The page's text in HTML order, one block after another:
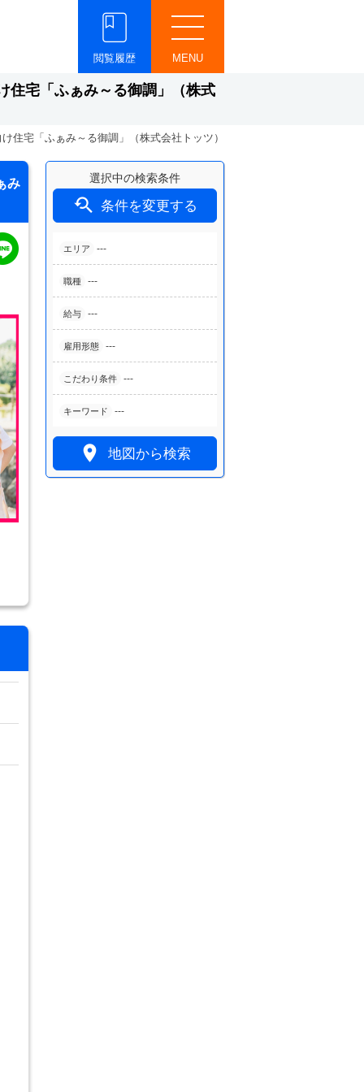
MENU
閲覧履歴
住宅「ふぁみ～る御調」（株式
住宅「ふぁみ～る御調」（株式会社トッツ）
選択中の検索条件
 条件を変更する
エリア ---
職種 ---
給与 ---
雇用形態 ---
こだわり条件 ---
キーワード ---
 地図から検索
み